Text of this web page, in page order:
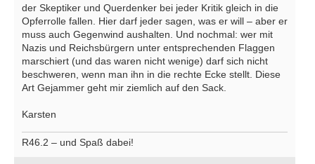
der Skeptiker und Querdenker bei jeder Kritik gleich in die
Opferrolle fallen. Hier darf jeder sagen, was er will – aber er
muss auch Gegenwind aushalten. Und nochmal: wer mit
Nazis und Reichsbürgern unter entsprechenden Flaggen
marschiert (und das waren nicht wenige) darf sich nicht
beschweren, wenn man ihn in die rechte Ecke stellt. Diese
Art Gejammer geht mir ziemlich auf den Sack.
Karsten
R46.2 – und Spaß dabei!